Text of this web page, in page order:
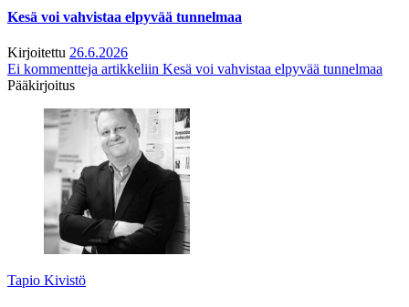
Kesä voi vahvistaa elpyvää tunnelmaa
Kirjoitettu 26.6.2026
Ei kommentteja artikkeliin Kesä voi vahvistaa elpyvää tunnelmaa
Pääkirjoitus
Tapio Kivistö